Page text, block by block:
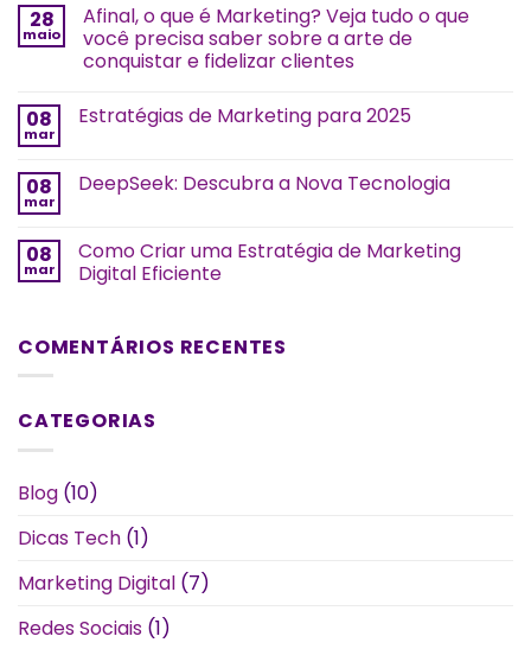
28
maio
Afinal, o que é Marketing? Veja tudo o que
você precisa saber sobre a arte de
conquistar e fidelizar clientes
08
mar
Estratégias de Marketing para 2025
08
mar
DeepSeek: Descubra a Nova Tecnologia
08
mar
Como Criar uma Estratégia de Marketing
Digital Eficiente
COMENTÁRIOS RECENTES
CATEGORIAS
Blog (10)
Dicas Tech (1)
Marketing Digital (7)
Redes Sociais (1)